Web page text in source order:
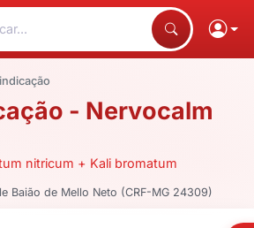
- Nervocalm
nitricum + Kali bromatum
Baião de Mello Neto (CRF-MG 24309)